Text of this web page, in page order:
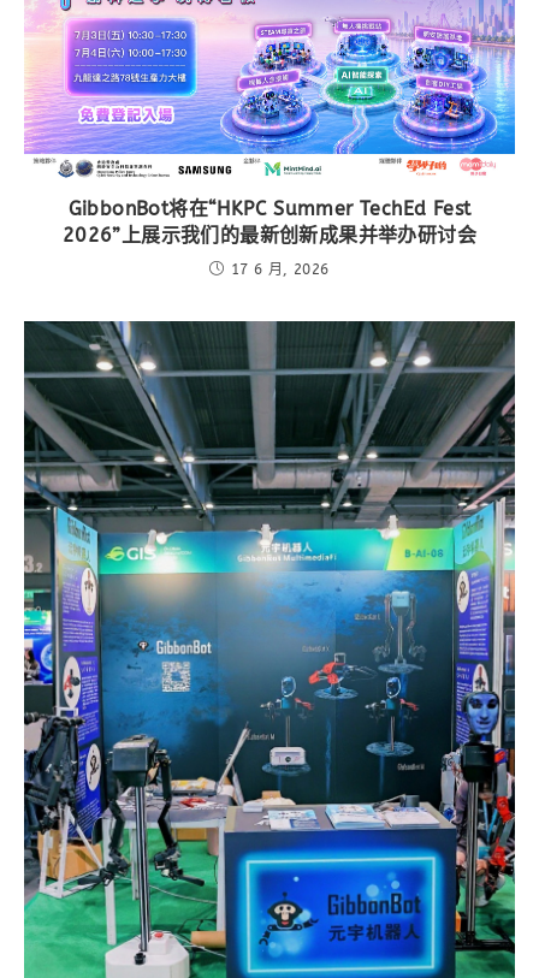
GibbonBot将在“HKPC Summer TechEd Fest
2026”上展示我们的最新创新成果并举办研讨会
17 6 月, 2026